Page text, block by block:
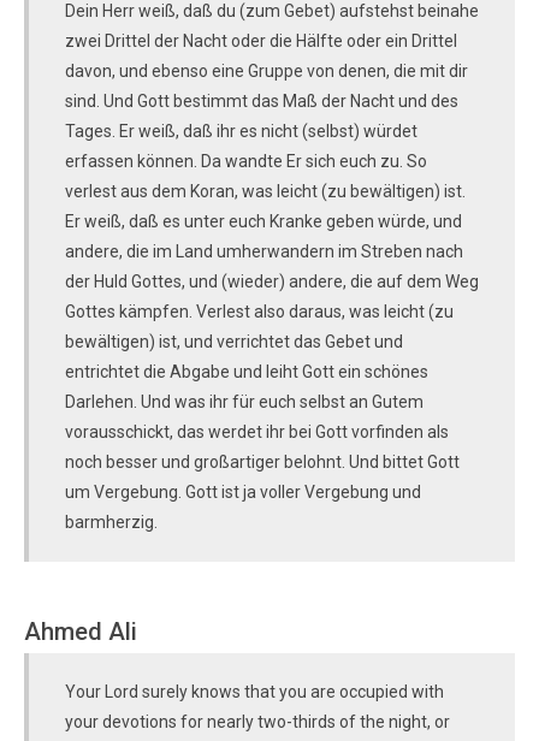
Dein Herr weiß, daß du (zum Gebet) aufstehst beinahe
zwei Drittel der Nacht oder die Hälfte oder ein Drittel
davon, und ebenso eine Gruppe von denen, die mit dir
sind. Und Gott bestimmt das Maß der Nacht und des
Tages. Er weiß, daß ihr es nicht (selbst) würdet
erfassen können. Da wandte Er sich euch zu. So
verlest aus dem Koran, was leicht (zu bewältigen) ist.
Er weiß, daß es unter euch Kranke geben würde, und
andere, die im Land umherwandern im Streben nach
der Huld Gottes, und (wieder) andere, die auf dem Weg
Gottes kämpfen. Verlest also daraus, was leicht (zu
bewältigen) ist, und verrichtet das Gebet und
entrichtet die Abgabe und leiht Gott ein schönes
Darlehen. Und was ihr für euch selbst an Gutem
vorausschickt, das werdet ihr bei Gott vorfinden als
noch besser und großartiger belohnt. Und bittet Gott
um Vergebung. Gott ist ja voller Vergebung und
barmherzig.
Ahmed Ali
Your Lord surely knows that you are occupied with
your devotions for nearly two-thirds of the night, or